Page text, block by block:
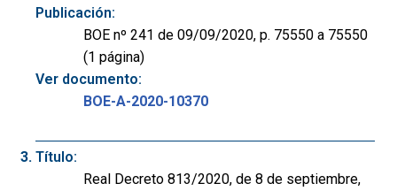
Publicación:
BOE nº 241 de 09/09/2020, p. 75550 a 75550
(1 página)
Ver documento:
BOE-A-2020-10370
Título:
Real Decreto 813/2020, de 8 de septiembre,